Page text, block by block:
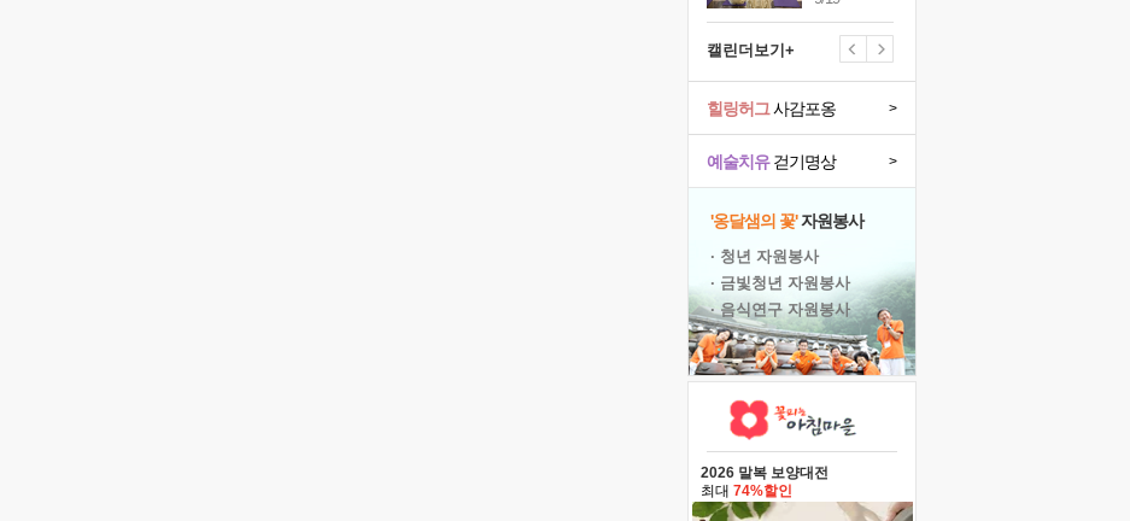
캘린더보기+
예술치유걷기명상 >
힐링허그사감포옹 >
'옹달샘의 꽃'자원봉사
· 청년 자원봉사
· 금빛청년 자원봉사
· 음식연구 자원봉사
2026 말복 보양대전
최대 74%할인